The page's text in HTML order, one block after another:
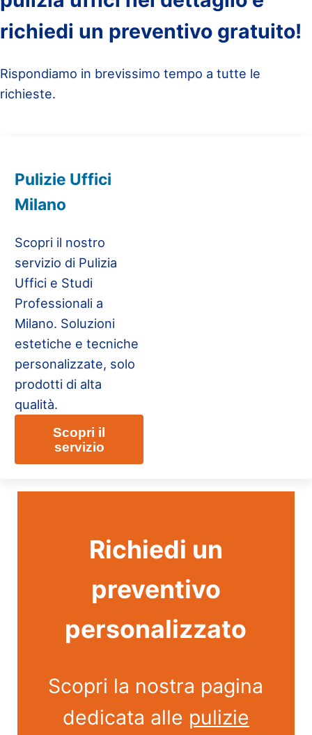
richiedi un preventivo gratuito!
Rispondiamo in brevissimo tempo a tutte le
richieste.
Pulizie Uffici
Milano
Scopri il nostro
servizio di Pulizia
Uffici e Studi
Professionali a
Milano. Soluzioni
estetiche e tecniche
personalizzate, solo
prodotti di alta
qualità.
Scopri il
servizioPulizie Uffici Milano
Richiedi un
preventivo
personalizzato
Scopri la nostra pagina
dedicata alle pulizie